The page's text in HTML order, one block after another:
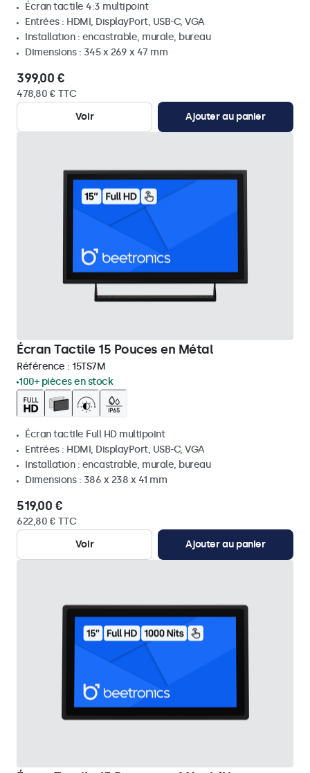
Écran tactile 4:3 multipoint
Entrées : HDMI, DisplayPort, USB-C, VGA
Installation : encastrable, murale, bureau
Dimensions : 345 x 269 x 47 mm
399,00 €
478,80 € TTC
Voir
Ajouter au panier
Écran Tactile 15 Pouces en Métal
Référence : 15TS7M
100+ pièces en stock
Écran tactile Full HD multipoint
Entrées : HDMI, DisplayPort, USB-C, VGA
Installation : encastrable, murale, bureau
Dimensions : 386 x 238 x 41 mm
519,00 €
622,80 € TTC
Voir
Ajouter au panier